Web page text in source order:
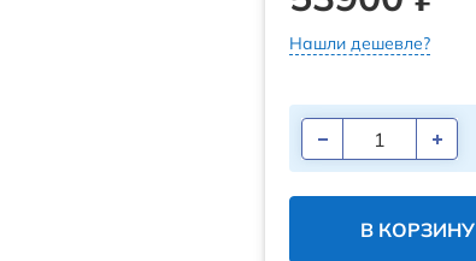
Нашли дешевле?
В КОРЗИНУ